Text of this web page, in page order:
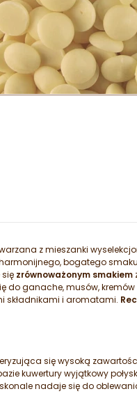
z mieszanki
bogatego
zrównoważonym smakiem
do ganache, musów,
składnikami i aromatami.
się wysoką
kuwertury wyjątkowy
nadaje się do